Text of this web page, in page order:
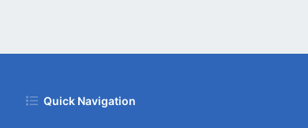
Quick Navigation